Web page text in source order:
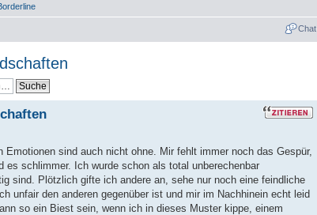
Chat
sind auch nicht ohne. Mir fehlt immer noch das Gespür,
es schlimmer. Ich wurde schon als total unberechenbar
sind. Plötzlich gifte ich andere an, sehe nur noch eine feindliche
unfair den anderen gegenüber ist und mir im Nachhinein echt leid
so ein Biest sein, wenn ich in dieses Muster kippe, einem